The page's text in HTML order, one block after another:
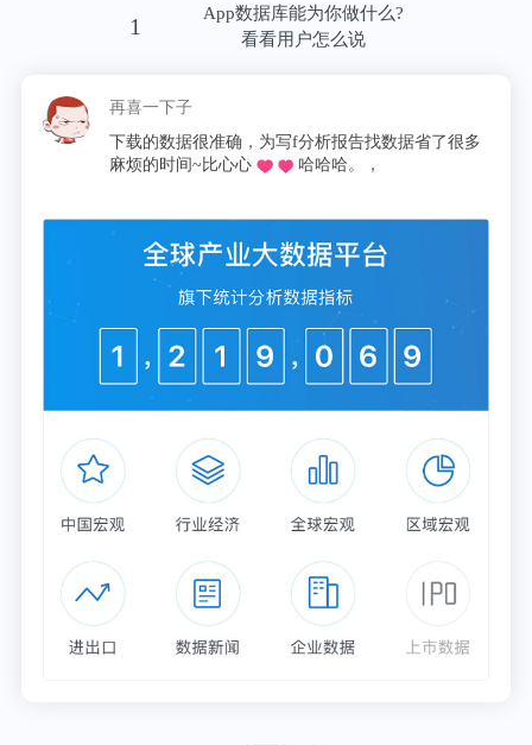
1
App数据库能为你做什么?
看看用户怎么说
再喜一下子
下载的数据很准确，为写f分析报告找数据省了很多
麻烦的时间~比心心
哈哈哈。，